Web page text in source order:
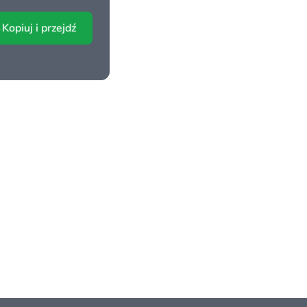
Kopiuj i przejdź